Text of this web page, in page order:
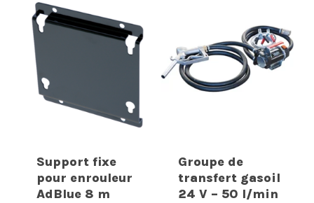
Support fixe
pour enrouleur
AdBlue 8 m
Groupe de
transfert gasoil
24 V – 50 l/min